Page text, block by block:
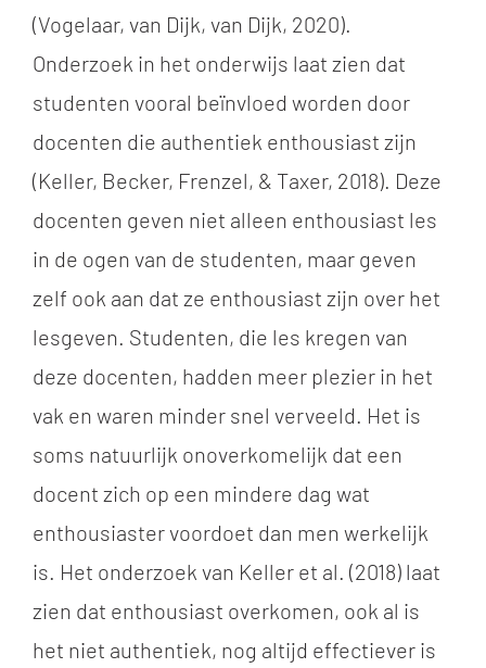
(Vogelaar, van Dijk, van Dijk, 2020).
Onderzoek in het onderwijs laat zien dat
studenten vooral beïnvloed worden door
docenten die authentiek enthousiast zijn
(Keller, Becker, Frenzel, & Taxer, 2018). Deze
docenten geven niet alleen enthousiast les
in de ogen van de studenten, maar geven
zelf ook aan dat ze enthousiast zijn over het
lesgeven. Studenten, die les kregen van
deze docenten, hadden meer plezier in het
vak en waren minder snel verveeld. Het is
soms natuurlijk onoverkomelijk dat een
docent zich op een mindere dag wat
enthousiaster voordoet dan men werkelijk
is. Het onderzoek van Keller et al. (2018) laat
zien dat enthousiast overkomen, ook al is
het niet authentiek, nog altijd effectiever is